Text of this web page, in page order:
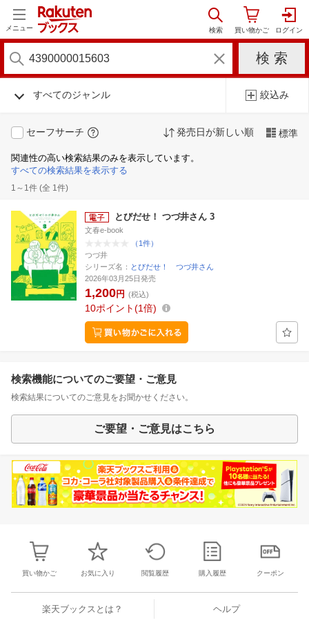
メニュー
すべてのジャンル 絞込み
セーフサーチ 発売日が新しい順 標準
関連性の高い検索結果のみを表示しています。
すべての検索結果を表示する
1～1件 (全 1件)
とびだせ！ つづ井さん 3
文春e-book
（1件）
つづ井
シリーズ名： とびだせ！ つづ井さん
2026年03月25日発売
1,200円 (税込)
10ポイント 1倍
検索機能についてのご要望・ご意見
検索結果についてのご意見をお聞かせください。
ご要望・ご意見はこちら
買い物かご お気に入り 閲覧履歴 購入履歴 クーポン
楽天ブックスとは？ ヘルプ